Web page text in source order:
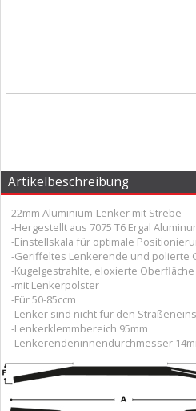
Artikelbeschreibung
22mm Aluminium-Lenker mit Strebe
-Hergestellt aus 7075 T6 Ergal
-Einstellskala für optimale
-Geriffeltes Lenkerende und polierte
-Kugelgestrahlte, eloxierte
-mit Lenkerpolster
-Für 50-85ccm
-Lenker sind nicht für den
-Lenkerklemmbereich 95mm
-Lenkerendeninnendurchmesser